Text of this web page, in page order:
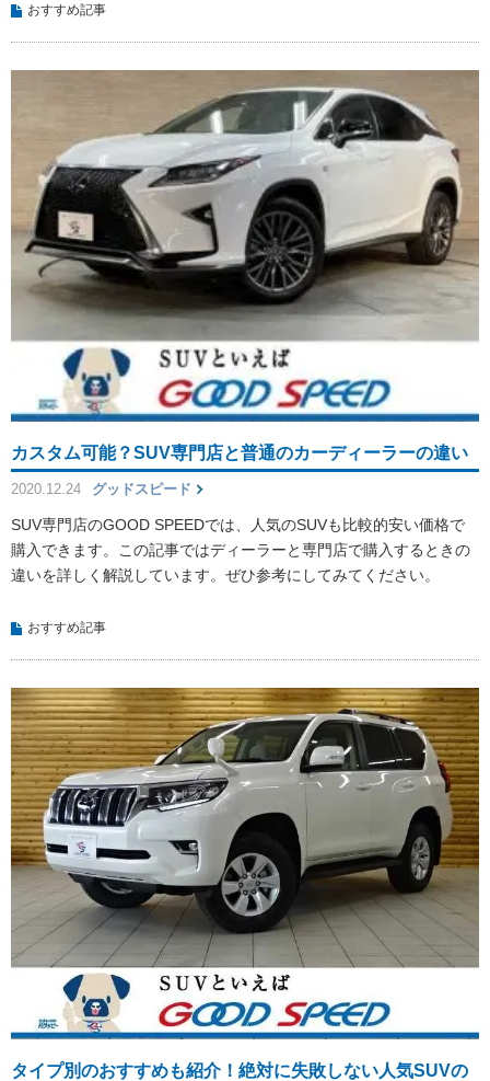
おすすめ記事
カスタム可能？SUV専門店と普通のカーディーラーの違い
2020.12.24 グッドスピード
SUV専門店のGOOD SPEEDでは、人気のSUVも比較的安い価格で
購入できます。この記事ではディーラーと専門店で購入するときの
違いを詳しく解説しています。ぜひ参考にしてみてください。
おすすめ記事
タイプ別のおすすめも紹介！絶対に失敗しない人気SUVの